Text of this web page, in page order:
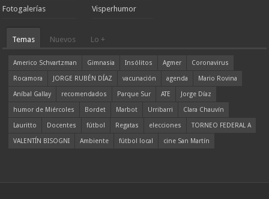
Fotogalerías Visperhumor
Temas Nuevos Lo +
Americo Schvartzman Gimnasia Insólitos Agmer
Coronavirus
Rocamora
JORGE RUBÉN DÍAZ vacunación agenda
Mario Rovina
Aníbal Gallay
recomendados Parque Sur ATE
Jorge Díaz
humor de Miércoles
Bordet Marbot Urribarri
Clara Chauvín
Lauritto
Docentes fútbol Regatas elecciones
TORNEO FEDERAL A
VALENTÍN BISOGNI
Ambiente fútbol local cine San Martín